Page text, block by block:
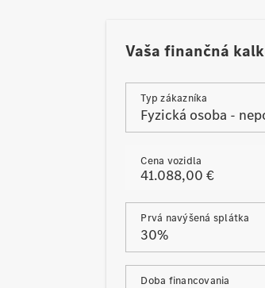
Vaša finančná
Typ zákazníka
Cena vozidla
Prvá navýšená splátka
Posledná navýšená
Doba financovania